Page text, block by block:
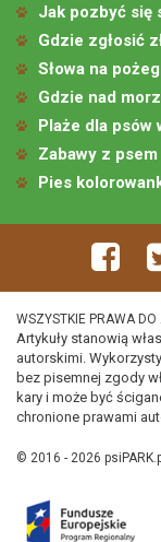
Jak pozbyć się
Gdzie zgłosić
Słowa na
Gdzie nad
Plaże dla psów
Zabawy z psem
Pies
WSZYSTKIE PRAWA
Artykuły stanowią
autorskimi.
bez pisemnej zgody
kary i może być
chronione prawami
© 2016 - 2026